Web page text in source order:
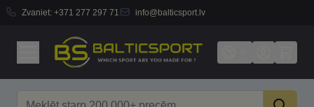
Zvaniet: +371 277 297 71 info@balticsport.lv